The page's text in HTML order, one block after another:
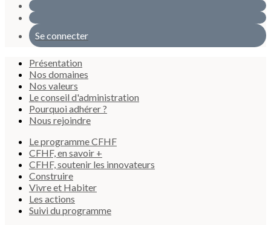
Se connecter
Présentation
Nos domaines
Nos valeurs
Le conseil d'administration
Pourquoi adhérer ?
Nous rejoindre
Le programme CFHF
CFHF, en savoir +
CFHF, soutenir les innovateurs
Construire
Vivre et Habiter
Les actions
Suivi du programme